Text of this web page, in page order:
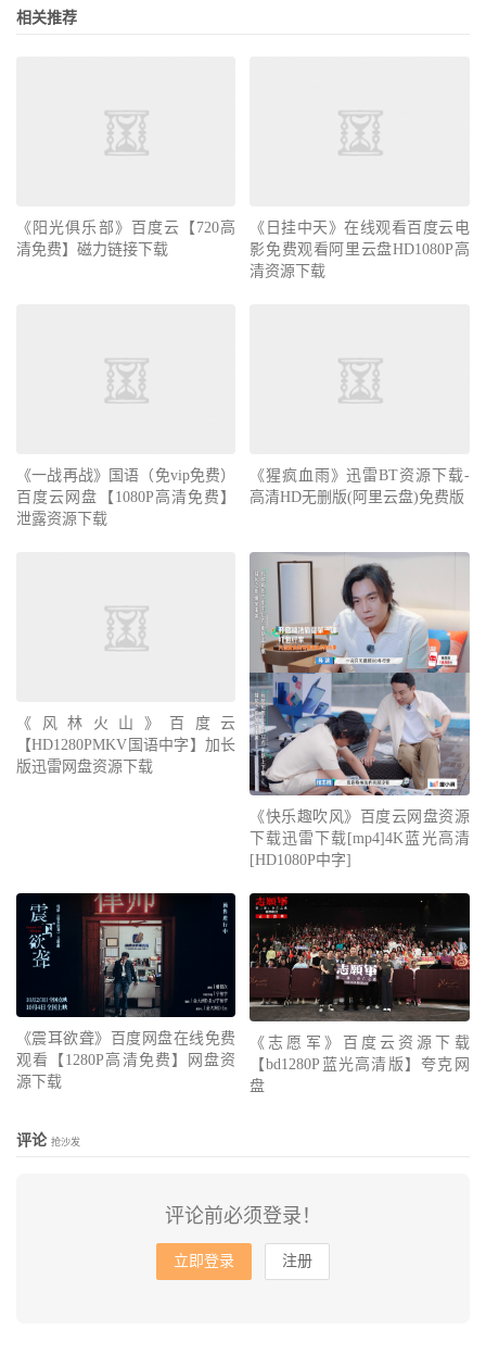
相关推荐
《阳光俱乐部》百度云【720高
清免费】磁力链接下载
《日挂中天》在线观看百度云电
影免费观看阿里云盘HD1080P高
清资源下载
《一战再战》国语（免vip免费）
百度云网盘【1080P高清免费】
泄露资源下载
《猩疯血雨》迅雷BT资源下载-
高清HD无删版(阿里云盘)免费版
《风林火山》百度云
【HD1280PMKV国语中字】加长
版迅雷网盘资源下载
《快乐趣吹风》百度云网盘资源
下载迅雷下载[mp4]4K蓝光高清
[HD1080P中字]
《震耳欲聋》百度网盘在线免费
观看【1280P高清免费】网盘资
源下载
《志愿军》百度云资源下载
【bd1280P蓝光高清版】夸克网
盘
评论 抢沙发
评论前必须登录！
立即登录 注册